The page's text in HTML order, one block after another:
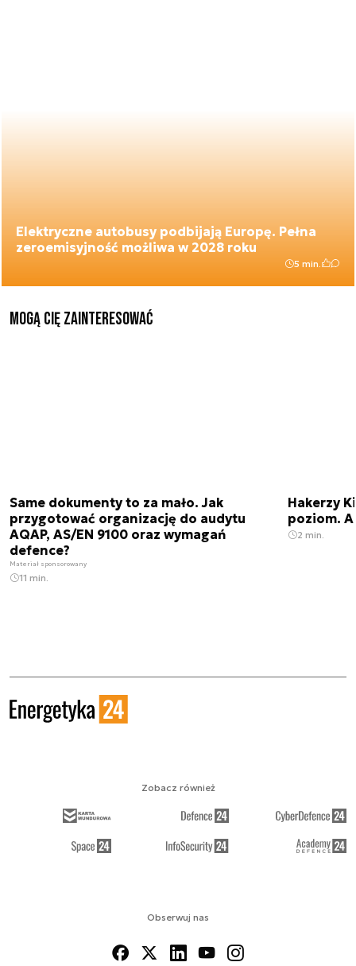
Elektryczne autobusy podbijają Europę. Pełna
zeroemisyjność możliwa w 2028 roku
5 min.
Mogą Cię zainteresować
Same dokumenty to za mało. Jak
przygotować organizację do audytu
AQAP, AS/EN 9100 oraz wymagań
defence?
Materiał sponsorowany
11 min.
Hakerzy
poziom.
2 min.
Obserwuj nas
Zobacz również